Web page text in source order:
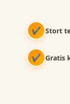
✔ Stort
✔ Gratis